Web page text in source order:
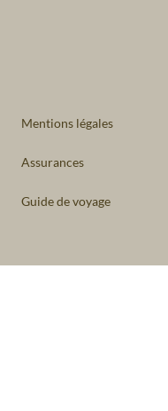
Mentions légales
Assurances
Guide de voyage